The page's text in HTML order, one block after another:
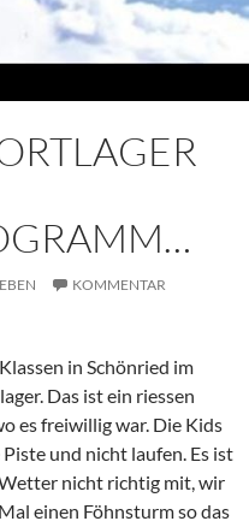
KOMMENTAR
in Schönried im
Das ist ein riessen
es freiwillig war. Die Kids
und nicht laufen. Es ist
nicht richtig mit, wir
einen Föhnsturm so das